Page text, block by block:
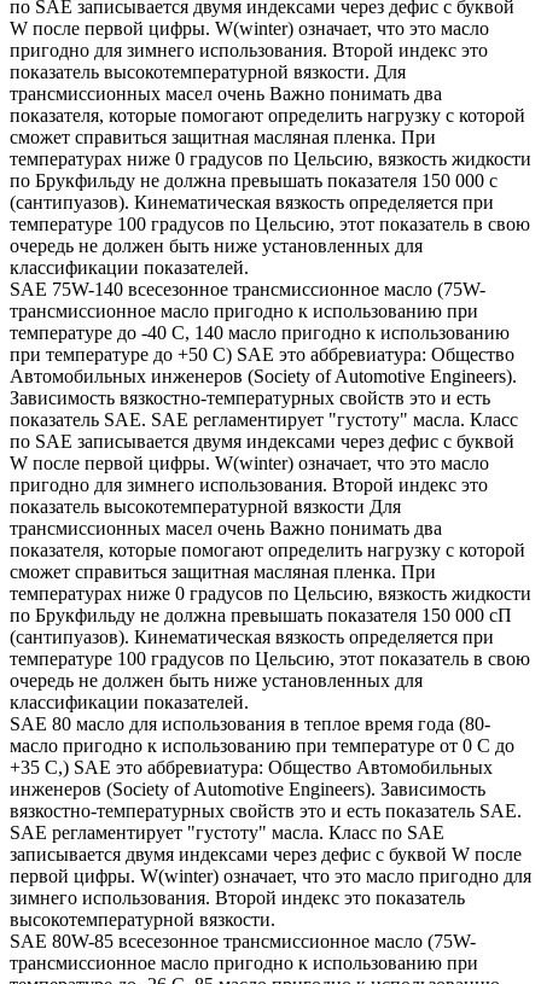
по SAE записывается двумя индексами через дефис с буквой
W после первой цифры. W(winter) означает, что это масло
пригодно для зимнего использования. Второй индекс это
показатель высокотемпературной вязкости. Для
трансмиссионных масел очень Важно понимать два
показателя, которые помогают определить нагрузку с которой
сможет справиться защитная масляная пленка. При
температурах ниже 0 градусов по Цельсию, вязкость жидкости
по Брукфильду не должна превышать показателя 150 000 с
(сантипуазов). Кинематическая вязкость определяется при
температуре 100 градусов по Цельсию, этот показатель в свою
очередь не должен быть ниже установленных для
классификации показателей.
SAE 75W-140 всесезонное трансмиссионное масло (75W-
трансмиссионное масло пригодно к использованию при
температуре до -40 С, 140 масло пригодно к использованию
при температуре до +50 С) SAE это аббревиатура: Общество
Автомобильных инженеров (Society of Automotive Engineers).
Зависимость вязкостно-температурных свойств это и есть
показатель SAE. SAE регламентирует "густоту" масла. Класс
по SAE записывается двумя индексами через дефис с буквой
W после первой цифры. W(winter) означает, что это масло
пригодно для зимнего использования. Второй индекс это
показатель высокотемпературной вязкости Для
трансмиссионных масел очень Важно понимать два
показателя, которые помогают определить нагрузку с которой
сможет справиться защитная масляная пленка. При
температурах ниже 0 градусов по Цельсию, вязкость жидкости
по Брукфильду не должна превышать показателя 150 000 сП
(сантипуазов). Кинематическая вязкость определяется при
температуре 100 градусов по Цельсию, этот показатель в свою
очередь не должен быть ниже установленных для
классификации показателей.
SAE 80 масло для использования в теплое время года (80-
масло пригодно к использованию при температуре от 0 С до
+35 С,) SAE это аббревиатура: Общество Автомобильных
инженеров (Society of Automotive Engineers). Зависимость
вязкостно-температурных свойств это и есть показатель SAE.
SAE регламентирует "густоту" масла. Класс по SAE
записывается двумя индексами через дефис с буквой W после
первой цифры. W(winter) означает, что это масло пригодно для
зимнего использования. Второй индекс это показатель
высокотемпературной вязкости.
SAE 80W-85 всесезонное трансмиссионное масло (75W-
трансмиссионное масло пригодно к использованию при